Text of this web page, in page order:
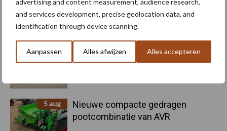
advertising and content measurement, audience research,
and services development, precise geolocation data, and
identification through device scanning.
Aanpassen Alles afwijzen Alles accepteren
Primaire
Sidebar
Recent nieuws Partner nieuws
6 aug
"Hoge verwachtingen van schijven
5 aug
Nieuwe compacte gedragen
pootcombinatie van AVR